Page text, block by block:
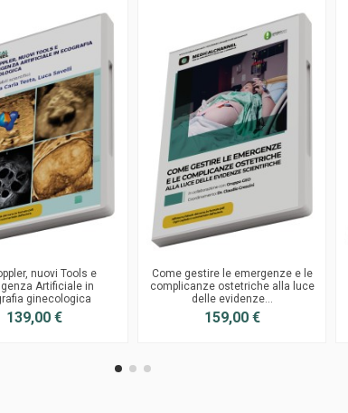
nuovi Tools e
Artificiale in
ginecologica
139,00 €
Come gestire le emergenze e le
complicanze ostetriche alla luce
delle evidenze...
159,00 €